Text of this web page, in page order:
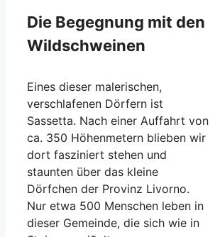
Die Begegnung mit den
Wildschweinen
Eines dieser malerischen,
verschlafenen Dörfern ist
Sassetta. Nach einer Auffahrt von
ca. 350 Höhenmetern blieben wir
dort fasziniert stehen und
staunten über das kleine
Dörfchen der Provinz Livorno.
Nur etwa 500 Menschen leben in
dieser Gemeinde, die sich wie in